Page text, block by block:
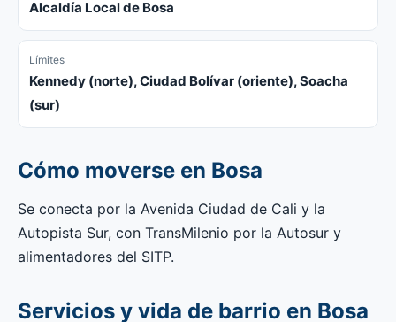
Alcaldía Local de Bosa
Límites
Kennedy (norte), Ciudad Bolívar (oriente), Soacha
(sur)
Cómo moverse en Bosa
Se conecta por la Avenida Ciudad de Cali y la
Autopista Sur, con TransMilenio por la Autosur y
alimentadores del SITP.
Servicios y vida de barrio en Bosa